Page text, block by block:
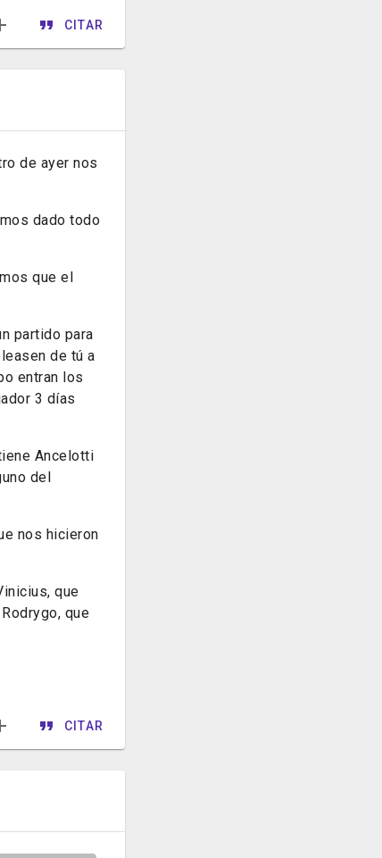
CITAR
de ayer nos
dado todo
que el
partido para
de tú a
entran los
3 días
Ancelotti
del
nos hicieron
que
que
CITAR